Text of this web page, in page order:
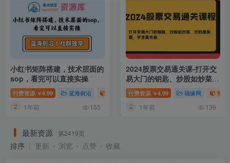
小红书矩阵搭建，技术层面的
sop，看完可以直接实操
付费资源 ￥4.99 蓝海前沿 热门资源
1年前 155
2024股票交易通关课-打开交
易大门的钥匙、炒股如炒菜，
炒的是股票，手艺是交易
付费资源 ￥4.99 福缘网 热门
1年前 139
最新资源 第2419页
排序 更新 浏览 点赞 收藏